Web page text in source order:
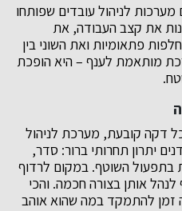
לניהול עובדים שפותחו
את קצב העבודה, את
פתאומיות ואת השוני בין
מותאמת לענף – היא הופכת
דקה קובעת, מערכת לניהול
יתרון תחרותי ברור: סדר,
בתפעול השוטף. במקום לרדוף
אותן בצורה חכמה. והכי
להתמקד במה שהוא אוהב